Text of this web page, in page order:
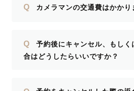
Q カメラマンの交通費はかかり
Q
予約後にキャンセル、もしく
合はどうしたらいいですか？